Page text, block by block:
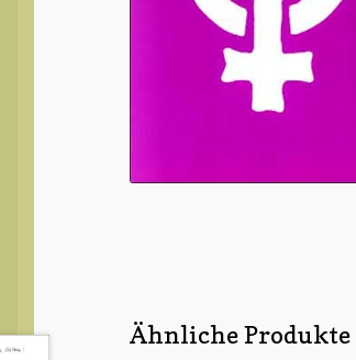
Ähnliche Produkte